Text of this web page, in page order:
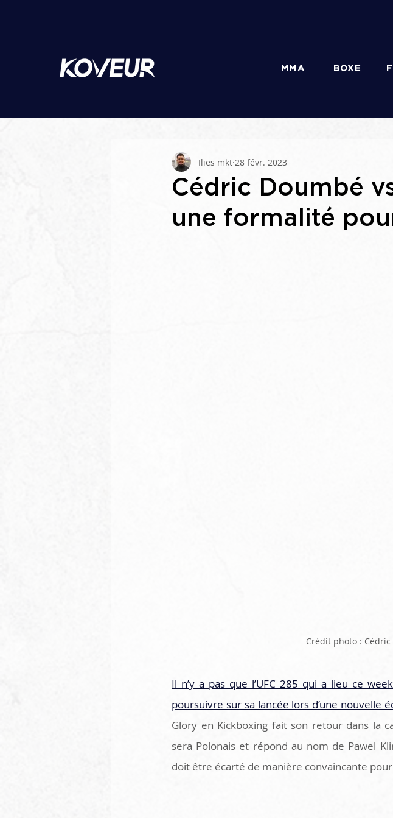
MMA BOXE
Cédric Doumbé
une formalité
Ilies mkt 28 févr. 2023
Crédit photo :
Il n’y a pas que l’UFC 285 qui a lieu ce
poursuivre sur sa lancée lors d’une nouvelle
Glory en Kickboxing fait son retour dans la
sera Polonais et répond au nom de Pawel
doit être écarté de manière convaincante pour